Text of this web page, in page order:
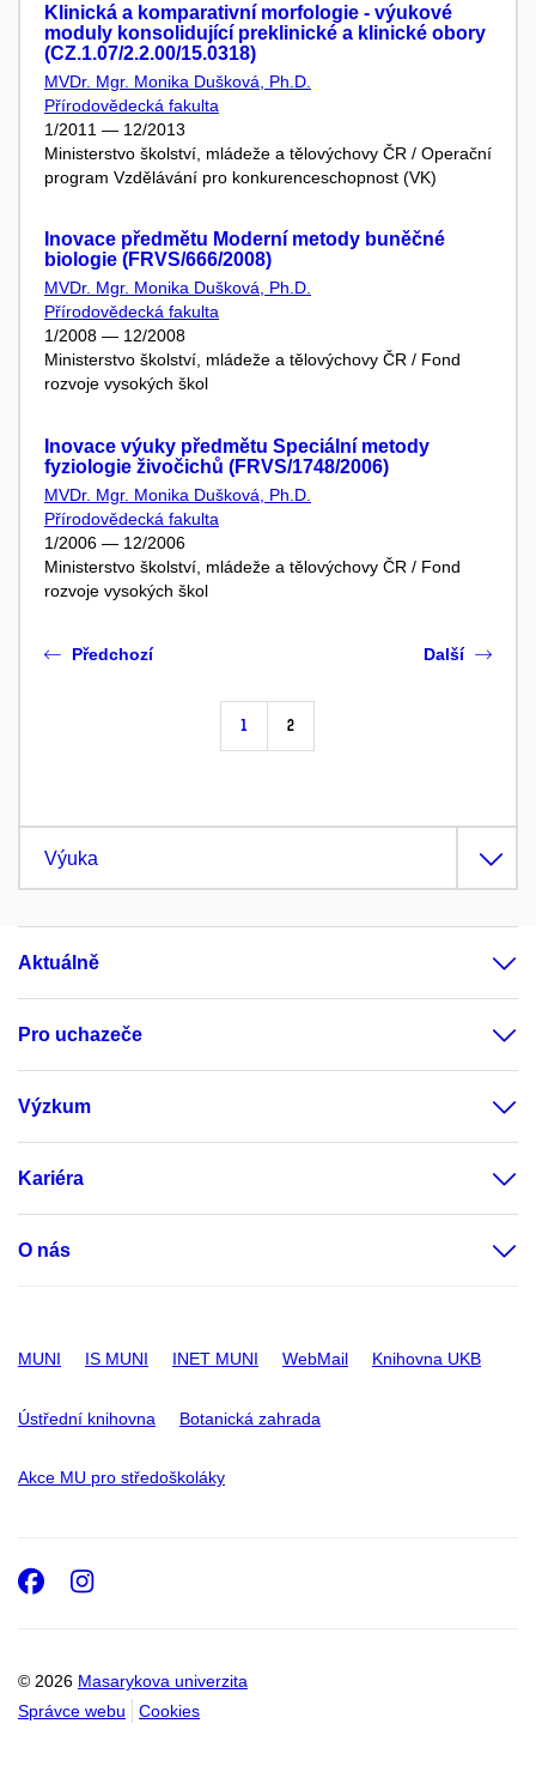
Klinická a komparativní morfologie - výukové
moduly konsolidující preklinické a klinické obory
(CZ.1.07/2.2.00/15.0318)
MVDr. Mgr. Monika Dušková, Ph.D.
Přírodovědecká fakulta
1/2011 — 12/2013
Ministerstvo školství, mládeže a tělovýchovy ČR / Operační
program Vzdělávání pro konkurenceschopnost (VK)
Inovace předmětu Moderní metody buněčné
biologie (FRVS/666/2008)
MVDr. Mgr. Monika Dušková, Ph.D.
Přírodovědecká fakulta
1/2008 — 12/2008
Ministerstvo školství, mládeže a tělovýchovy ČR / Fond
rozvoje vysokých škol
Inovace výuky předmětu Speciální metody
fyziologie živočichů (FRVS/1748/2006)
MVDr. Mgr. Monika Dušková, Ph.D.
Přírodovědecká fakulta
1/2006 — 12/2006
Ministerstvo školství, mládeže a tělovýchovy ČR / Fond
rozvoje vysokých škol
Předchozí
1 2
Další
Výuka
Aktuálně
Pro uchazeče
Výzkum
Kariéra
O nás
MUNI IS MUNI INET MUNI WebMail Knihovna UKB
Ústřední knihovna Botanická zahrada
Akce MU pro středoškoláky
© 2026 Masarykova univerzita
Správce webu
Cookies
Facebook
Instagram